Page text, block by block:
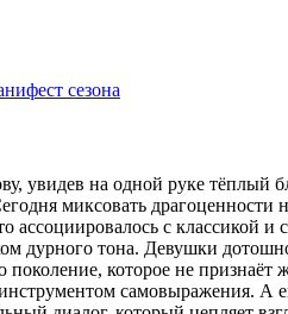
увидев на одной руке
миксовать
ассоциировалось с
дурного тона. Девушки
которое не
самовыражения.